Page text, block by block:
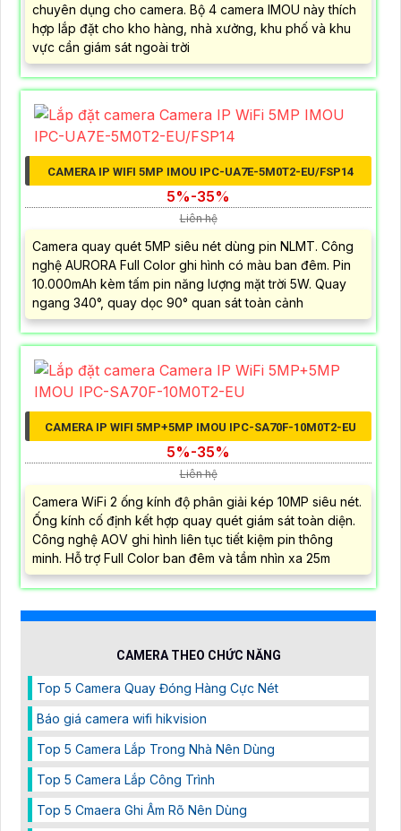
chuyên dụng cho camera. Bộ 4 camera IMOU này thích
hợp lắp đặt cho kho hàng, nhà xưởng, khu phố và khu
vực cần giám sát ngoài trời
CAMERA IP WIFI 5MP IMOU IPC-UA7E-5M0T2-EU/FSP14
5%-35%
Liên hệ
Camera quay quét 5MP siêu nét dùng pin NLMT. Công
nghệ AURORA Full Color ghi hình có màu ban đêm. Pin
10.000mAh kèm tấm pin năng lượng mặt trời 5W. Quay
ngang 340°, quay dọc 90° quan sát toàn cảnh
CAMERA IP WIFI 5MP+5MP IMOU IPC-SA70F-10M0T2-EU
5%-35%
Liên hệ
Camera WiFi 2 ống kính độ phân giải kép 10MP siêu nét.
Ống kính cố định kết hợp quay quét giám sát toàn diện.
Công nghệ AOV ghi hình liên tục tiết kiệm pin thông
minh. Hỗ trợ Full Color ban đêm và tầm nhìn xa 25m
CAMERA THEO CHỨC NĂNG
Top 5 Camera Quay Đóng Hàng Cực Nét
Báo giá camera wifi hikvision
Top 5 Camera Lắp Trong Nhà Nên Dùng
Top 5 Camera Lắp Công Trình
Top 5 Cmaera Ghi Âm Rõ Nên Dùng